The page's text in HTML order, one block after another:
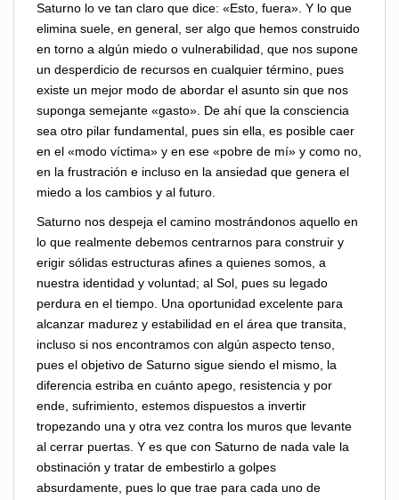
Saturno lo ve tan claro que dice: «Esto, fuera». Y lo que
elimina suele, en general, ser algo que hemos construido
en torno a algún miedo o vulnerabilidad, que nos supone
un desperdicio de recursos en cualquier término, pues
existe un mejor modo de abordar el asunto sin que nos
suponga semejante «gasto». De ahí que la consciencia
sea otro pilar fundamental, pues sin ella, es posible caer
en el «modo víctima» y en ese «pobre de mí» y como no,
en la frustración e incluso en la ansiedad que genera el
miedo a los cambios y al futuro.
Saturno nos despeja el camino mostrándonos aquello en
lo que realmente debemos centrarnos para construir y
erigir sólidas estructuras afines a quienes somos, a
nuestra identidad y voluntad; al Sol, pues su legado
perdura en el tiempo. Una oportunidad excelente para
alcanzar madurez y estabilidad en el área que transita,
incluso si nos encontramos con algún aspecto tenso,
pues el objetivo de Saturno sigue siendo el mismo, la
diferencia estriba en cuánto apego, resistencia y por
ende, sufrimiento, estemos dispuestos a invertir
tropezando una y otra vez contra los muros que levante
al cerrar puertas. Y es que con Saturno de nada vale la
obstinación y tratar de embestirlo a golpes
absurdamente, pues lo que trae para cada uno de